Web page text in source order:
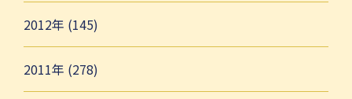
2012年 (145)
2011年 (278)